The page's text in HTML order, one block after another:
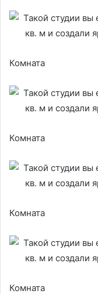
Комната
Комната
Комната
Комната